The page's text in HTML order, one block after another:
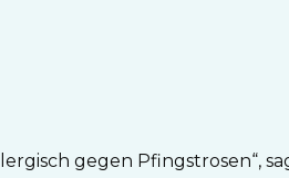
gegen Pfingstrosen“,